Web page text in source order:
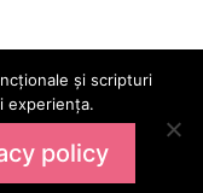
Studio SRL
și scripturi
experiența.
policy